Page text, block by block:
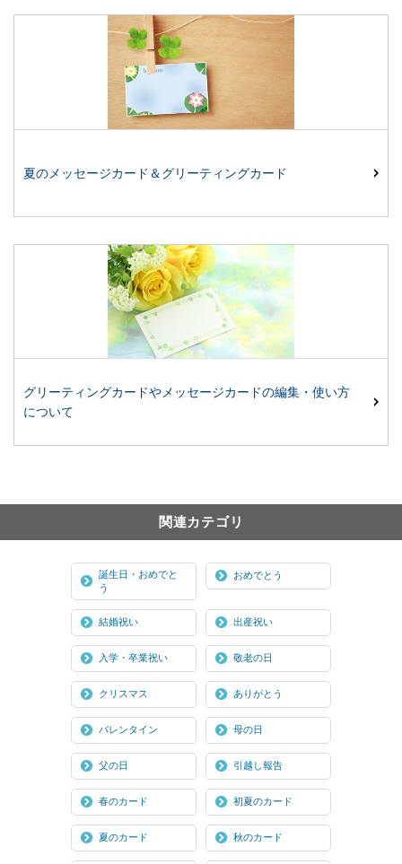
夏のメッセージカード＆グリーティングカード
グリーティングカードやメッセージカードの編集・使い方
について
関連カテゴリ
誕生日・おめでと
う
おめでとう
結婚祝い 出産祝い
入学・卒業祝い 敬老の日
クリスマス ありがとう
バレンタイン 母の日
父の日 引越し報告
春のカード 初夏のカード
夏のカード 秋のカード